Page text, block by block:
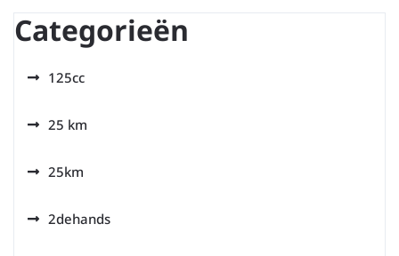
Categorieën
125cc
25 km
25km
2dehands